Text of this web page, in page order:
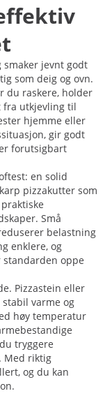
smaker jevnt godt
som deig og ovn.
du raskere, holder
fra utkjevling til
hjemme eller
gir godt
forutsigbart
en solid
pizzakutter som
Små
belastning
enklere, og
oppe
Pizzastein eller
varme og
høy temperatur
tryggere
Med riktig
og du kan